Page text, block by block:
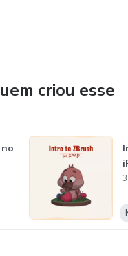
criou esse